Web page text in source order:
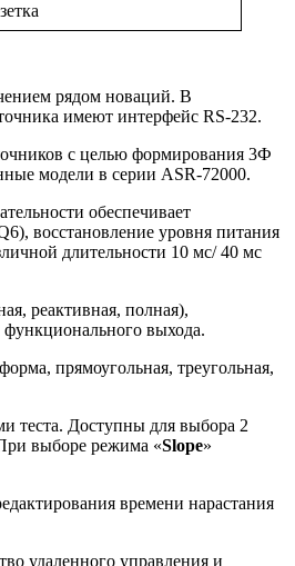
рядом новаций. В
имеют интерфейс RS-232.
с целью формирования 3Ф
модели в серии ASR-72000.
обеспечивает
восстановление уровня питания
длительности 10 мс/ 40 мс
реактивная, полная),
выхода.
прямоугольная, треугольная,
теста. Доступны для выбора 2
выборе режима «Slope»
времени нарастания
удаленного управления и